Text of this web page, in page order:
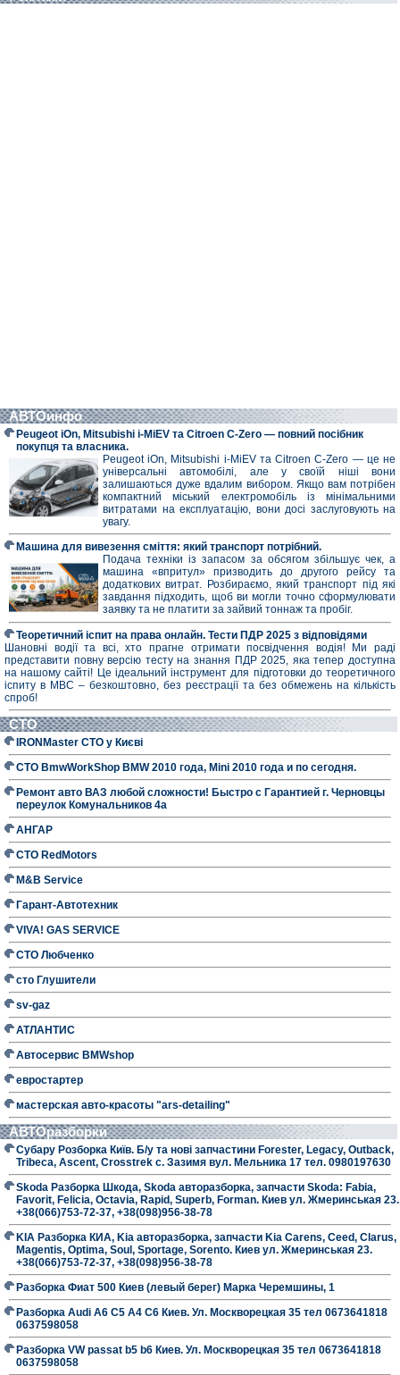
АВТОинфо
Peugeot iOn, Mitsubishi i-MiEV та Citroen C-Zero — повний посібник
покупця та власника.
Peugeot iOn, Mitsubishi i-MiEV та Citroen C-Zero — це не
універсальні автомобілі, але у своїй ніші вони
залишаються дуже вдалим вибором. Якщо вам потрібен
компактний міський електромобіль із мінімальними
витратами на експлуатацію, вони досі заслуговують на
увагу.
Машина для вивезення сміття: який транспорт потрібний.
Подача техніки із запасом за обсягом збільшує чек, а
машина «впритул» призводить до другого рейсу та
додаткових витрат. Розбираємо, який транспорт під які
завдання підходить, щоб ви могли точно сформулювати
заявку та не платити за зайвий тоннаж та пробіг.
Теоретичний іспит на права онлайн. Тести ПДР 2025 з відповідями
Шановні водії та всі, хто прагне отримати посвідчення водія! Ми раді
представити повну версію тесту на знання ПДР 2025, яка тепер доступна
на нашому сайті! Це ідеальний інструмент для підготовки до теоретичного
іспиту в МВС – безкоштовно, без реєстрації та без обмежень на кількість
спроб!
СТО
IRONMaster СТО у Києві
СТО BmwWorkShop BMW 2010 года, Mini 2010 года и по сегодня.
Ремонт авто ВАЗ любой сложности! Быстро с Гарантией г. Черновцы
переулок Комунальников 4а
АНГАР
СТО RedMotors
M&B Service
Гарант-Автотехник
VIVA! GAS SERVICE
СТО Любченко
сто Глушители
sv-gaz
АТЛАНТИС
Автосервис BMWshop
евростартер
мастерская авто-красоты "ars-detailing"
АВТОразборки
Субару Розборка Київ. Б/у та нові запчастини Forester, Legacy, Outback,
Tribeca, Ascent, Crosstrek с. Зазимя вул. Мельника 17 тел. 0980197630
Skoda Разборка Шкода, Skoda авторазборка, запчасти Skoda: Fabia,
Favorit, Felicia, Octavia, Rapid, Superb, Forman. Киев ул. Жмеринськая 23.
+38(066)753-72-37, +38(098)956-38-78
KIA Разборка КИА, Kia авторазборка, запчасти Kia Carens, Ceed, Clarus,
Magentis, Optima, Soul, Sportage, Sorento. Киев ул. Жмеринськая 23.
+38(066)753-72-37, +38(098)956-38-78
Разборка Фиат 500 Киев (левый берег) Марка Черемшины, 1
Разборка Audi A6 C5 A4 C6 Киев. Ул. Москворецкая 35 тел 0673641818
0637598058
Разборка VW passat b5 b6 Киев. Ул. Москворецкая 35 тел 0673641818
0637598058